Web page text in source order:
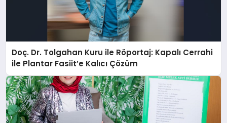
Doç. Dr. Tolgahan Kuru ile Röportaj: Kapalı Cerrahi
ile Plantar Fasiit’e Kalıcı Çözüm